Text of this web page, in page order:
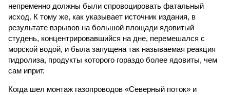
непременно должны были спровоцировать фатальный
исход. К тому же, как указывает источник издания, в
результате взрывов на большой площади ядовитый
студень, концентрировавшийся на дне, перемешался с
морской водой, и была запущена так называемая реакция
гидролиза, продукты которого гораздо более ядовиты, чем
сам иприт.
Когда шел монтаж газопроводов «Северный поток» и